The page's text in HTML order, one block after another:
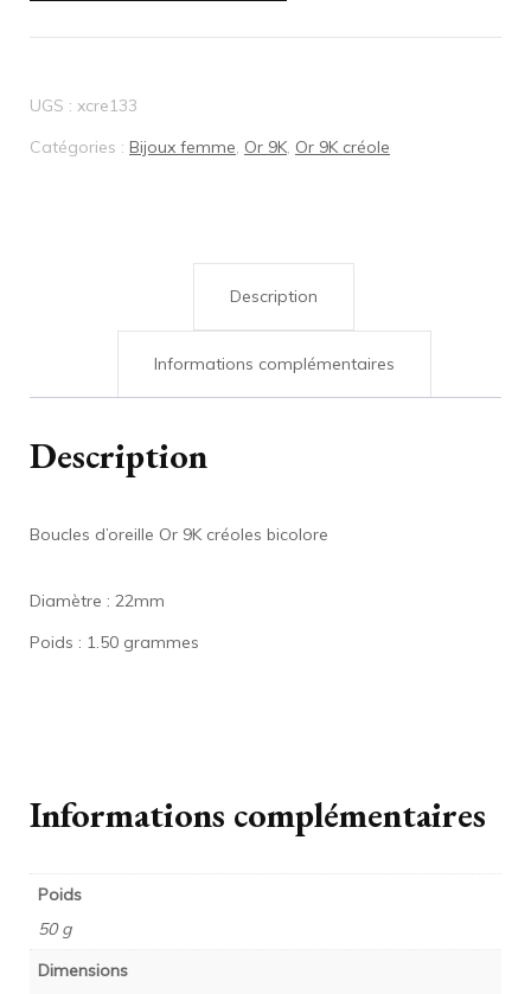
Boucles
Or
9K
UGS : xcre133
Catégories : Bijoux femme, Or 9K, Or 9K créole
Description
Informations complémentaires
Description
Boucles d’oreille Or 9K créoles bicolore
Diamètre : 22mm
Poids : 1.50 grammes
Informations complémentaires
Poids
50 g
Dimensions